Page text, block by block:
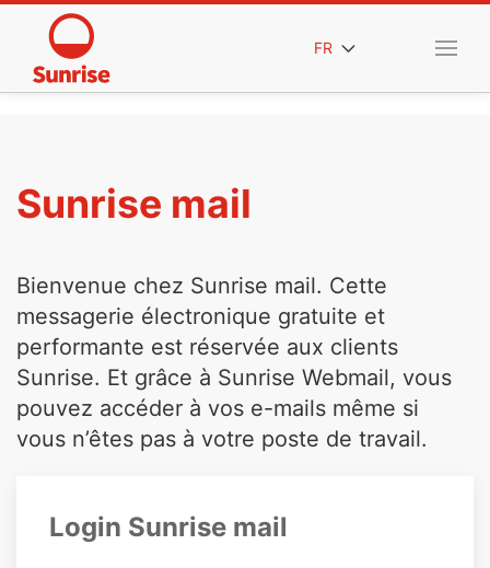
FR
Sunrise mail
Bienvenue chez Sunrise mail. Cette
messagerie électronique gratuite et
performante est réservée aux clients
Sunrise. Et grâce à Sunrise Webmail, vous
pouvez accéder à vos e-mails même si
vous n’êtes pas à votre poste de travail.
Login Sunrise mail